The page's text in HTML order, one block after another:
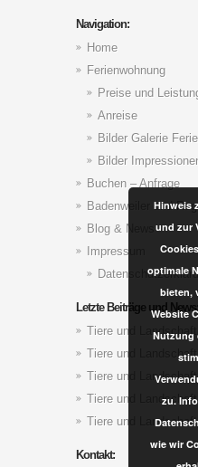
Navigation:
Home
Ferienwohnung
Preise und
Anreise
Bilder Galerie
Bilder
Buchen – Anfrage
Badenweiler und
Blog & News
Impressum
Letzte Beiträge und News:
Tiere und Landschaft
Tiere und Landschaft
Tiere und Landschaft
Tiere und Landschaft
Tiere und Landschaft
Kontakt:
Hinweis
und zur
optimale
bieten,
Website
Nutzung
zu.
wie wir